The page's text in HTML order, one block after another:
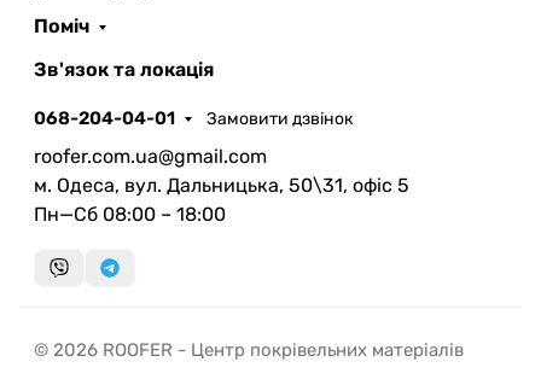
Поміч
Зв'язок та локація
068-204-04-01 Замовити дзвінок
roofer.com.ua@gmail.com
м. Одеса, вул. Дальницька, 50\31, офіс 5
Пн—Сб 08:00 – 18:00
© 2026 ROOFER - Центр покрівельних матеріалів